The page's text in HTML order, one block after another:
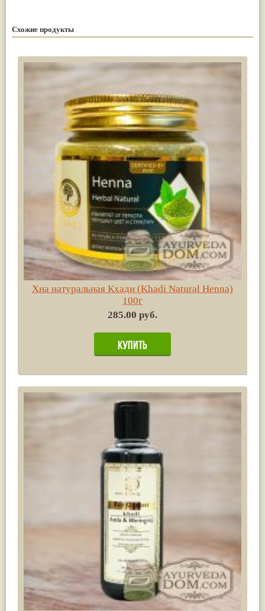
Схожие продукты
Хна натуральная Кхади (Khadi Natural Henna)
100г
285.00 руб.